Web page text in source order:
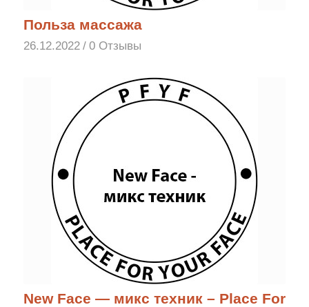
Польза массажа
26.12.2022 / 0 Отзывы
New Face — микс техник – Place For